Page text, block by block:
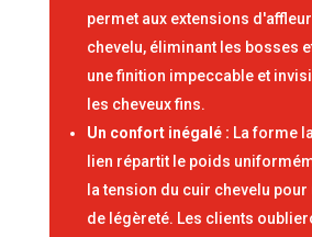
permet aux extensions
chevelu, éliminant les bosses
une finition impeccable et
les cheveux fins.
Un confort inégalé : La forme
lien répartit le poids
la tension du cuir chevelu
de légèreté. Les clients